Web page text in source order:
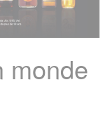
monde